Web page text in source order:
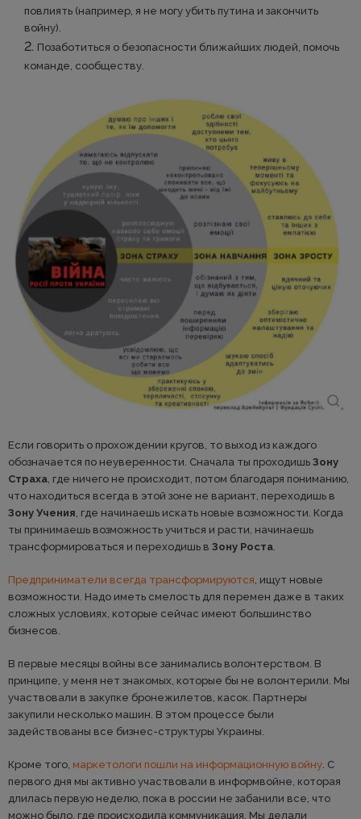
повлиять (например, я не могу убить путина и закончить
войну).
Позаботиться о безопасности ближайших людей, помочь
команде, сообществу.
Если говорить о прохождении кругов, то выход из каждого
обозначается по неуверенности. Сначала ты проходишь Зону
Страха , где ничего не происходит, потом благодаря пониманию,
что находиться всегда в этой зоне не вариант, переходишь в
Зону Учения , где начинаешь искать новые возможности. Когда
ты принимаешь возможность учиться и расти, начинаешь
трансформироваться и переходишь в Зону Роста
Предприниматели всегда трансформируются , ищут новые
возможности. Надо иметь смелость для перемен даже в таких
сложных условиях, которые сейчас имеют большинство
бизнесов.
В первые месяцы войны все занимались волонтерством. В
принципе, у меня нет знакомых, которые бы не волонтерили. Мы
участвовали в закупке бронежилетов, касок. Партнеры
закупили несколько машин. В этом процессе были
задействованы все бизнес-структуры Украины.
Кроме того, маркетологи пошли на информационную войну . С
первого дня мы активно участвовали в информвойне, которая
длилась первую неделю, пока в россии не забанили все, что
можно было, где происходила коммуникация. Мы делали